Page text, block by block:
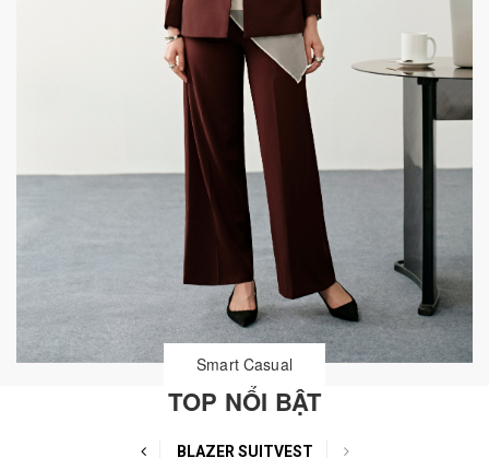
Smart Casual
TOP NỔI BẬT
BLAZER SUITVEST